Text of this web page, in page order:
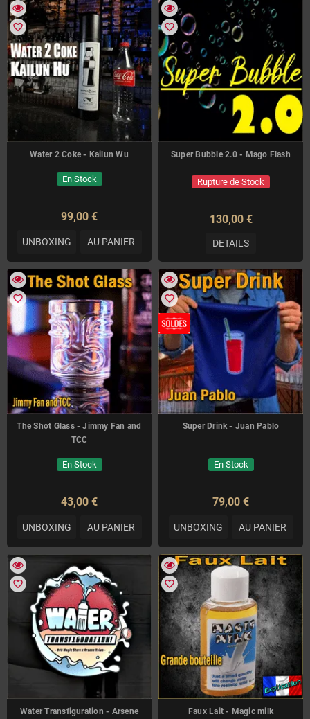
favorite_border
Water 2 Coke - Kailun Wu
En Stock
99,00 €
UNBOXING AU PANIER
favorite_border
Super Bubble 2.0 - Mago Flash
Rupture de Stock
130,00 €
DETAILS
favorite_border
The Shot Glass - Jimmy Fan and
TCC
En Stock
43,00 €
UNBOXING AU PANIER
favorite_border
Super Drink - Juan Pablo
En Stock
79,00 €
UNBOXING AU PANIER
favorite_border
Water Transfiguration - Arsene
favorite_border
Faux Lait - Magic milk